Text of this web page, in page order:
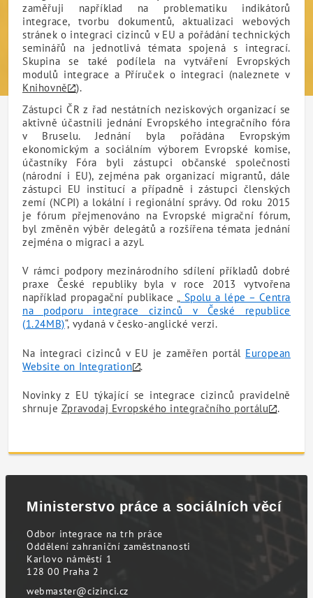
zaměřuji například na problematiku indikátorů
integrace, tvorbu dokumentů, aktualizaci webových
stránek o integraci cizinců v EU a pořádání technických
seminářů na jednotlivá témata spojená s integrací.
Skupina se také podílela na vytváření Evropských
modulů integrace a Příruček o integraci (naleznete v
Knihovně
).
Zástupci ČR z řad nestátních neziskových organizací se
aktivně účastnili jednání Evropského integračního fóra
v Bruselu. Jednání byla pořádána Evropským
ekonomickým a sociálním výborem Evropské komise,
účastníky Fóra byli zástupci občanské společnosti
(národní i EU), zejména pak organizací migrantů, dále
zástupci EU institucí a případně i zástupci členských
zemí (NCPI) a lokální i regionální správy. Od roku 2015
je fórum přejmenováno na Evropské migrační fórum,
byl změněn výběr delegátů a rozšířena témata jednání
zejména o migraci a azyl.
V rámci podpory mezinárodního sdílení příkladů dobré
praxe České republiky byla v roce 2013 vytvořena
například propagační publikace „ Spolu a lépe – Centra
na podporu integrace cizinců v České republice
(1.24MB)“, vydaná v česko-anglické verzi.
Na integraci cizinců v EU je zaměřen portál European
Website on Integration
.
Novinky z EU týkající se integrace cizinců pravidelně
shrnuje Zpravodaj Evropského integračního portálu .
Ministerstvo práce a sociálních věcí
Odbor integrace na trh práce
Oddělení zahraniční zaměstnanosti
Karlovo náměstí 1
128 00 Praha 2
webmaster@cizinci.cz